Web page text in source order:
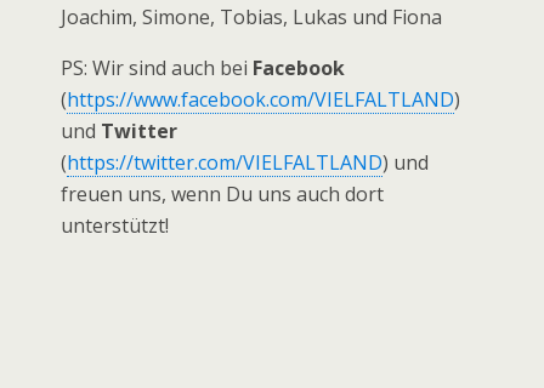
Joachim, Simone, Tobias, Lukas und Fiona
PS: Wir sind auch bei Facebook
(https://www.facebook.com/VIELFALTLAND)
und Twitter
(https://twitter.com/VIELFALTLAND) und
freuen uns, wenn Du uns auch dort
unterstützt!